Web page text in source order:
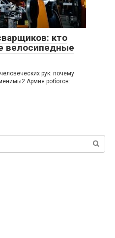
0
кто
велосипедные
рук: почему
Армия роботов: